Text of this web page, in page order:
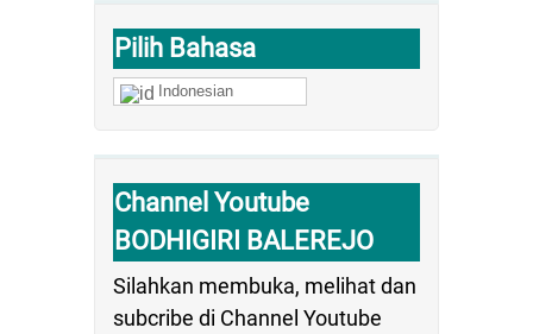
Pilih Bahasa
Indonesian
Channel Youtube
BODHIGIRI BALEREJO
Silahkan membuka, melihat dan
subcribe di Channel Youtube